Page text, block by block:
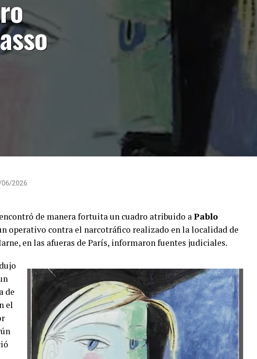
06/2026
de manera fortuita un cuadro atribuido aPablo
operativo contra el narcotráfico realizado en la localidad de
en las afueras de París, informaron fuentes judiciales.
de
el